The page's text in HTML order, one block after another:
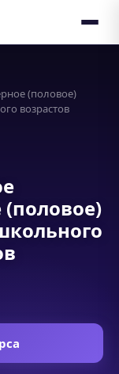
(половое)
возрастов
(половое)